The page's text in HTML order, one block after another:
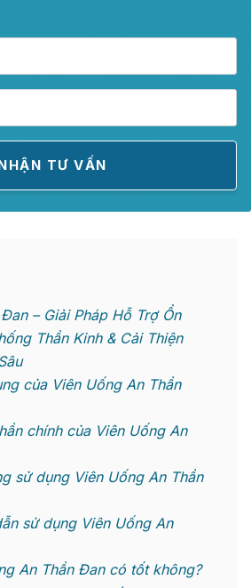
– Giải Pháp Hỗ Trợ Ổn
Thần Kinh & Cải Thiện
của Viên Uống An Thần
chính của Viên Uống An
sử dụng Viên Uống An Thần
sử dụng Viên Uống An
An Thần Đan có tốt không?